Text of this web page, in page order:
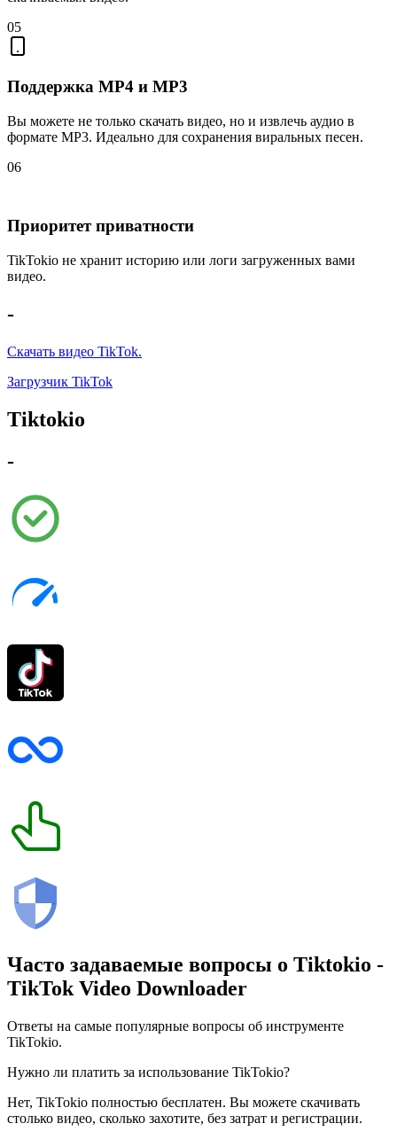
05
Поддержка MP4 и MP3
Вы можете не только скачать видео, но и извлечь аудио в
формате MP3. Идеально для сохранения виральных песен.
06
Приоритет приватности
TikTokio не хранит историю или логи загруженных вами
видео.
-
Скачать видео TikTok.
Загрузчик TikTok
Tiktokio
-
Часто задаваемые вопросы о Tiktokio -
TikTok Video Downloader
Ответы на самые популярные вопросы об инструменте
TikTokio.
Нужно ли платить за использование TikTokio?
Нет, TikTokio полностью бесплатен. Вы можете скачивать
столько видео, сколько захотите, без затрат и регистрации.